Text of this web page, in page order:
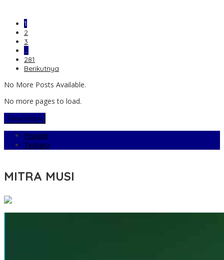
1
2
3
…
281
Berikutnya
No More Posts Available.
No more pages to load.
View More
Populer
Terbaru
MITRA MUSI